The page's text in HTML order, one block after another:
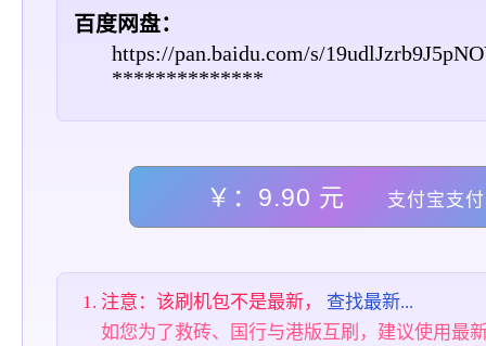
百度网盘：
https://pan.baidu.com/s/
**************
￥：9.90 元 支付宝支付
注意：该刷机包不是最新， 查找最新...
如您为了救砖、国行与港版互刷，建议使用最